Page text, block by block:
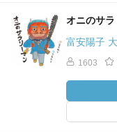
オニのサ
富安陽子
1603